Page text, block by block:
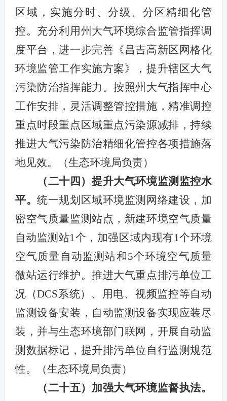
区域，实施分时、分级、分区精细化管
控。充分利用州大气环境综合监管指挥调
度平台，进一步完善《昌吉高新区网格化
环境监管工作实施方案》，提升辖区大气
污染防治指挥能力。按照州大气指挥中心
工作安排，灵活调整管控措施，精准调控
重点时段重点区域重点污染源减排，持续
推进大气污染防治精细化管控各项措施落
地见效。（生态环境局负责）
（二十四）提升大气环境监测监控水
平。统一规划区域环境监测网络建设，加
密空气质量监测站点，新建环境空气质量
自动监测站1个，加强区域内现有1个环境
空气质量自动监测站和5个环境空气质量
微站运行维护。推进大气重点排污单位工
况（DCS系统）、用电、视频监控等自动
监测设备安装，自动监测设备实现应装尽
装，并与生态环境部门联网，开展自动监
测数据标记，提升排污单位自行监测规范
性。（生态环境局负责）
（二十五） 加强大气环境监督执法。